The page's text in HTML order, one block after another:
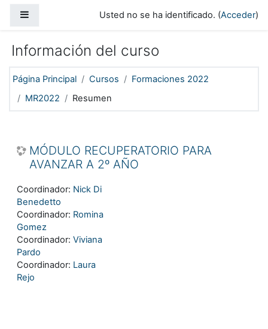
Usted no se ha identificado. (Acceder)
Información del curso
Página Principal Cursos
Formaciones 2022
MR2022
Resumen
MÓDULO RECUPERATORIO PARA
AVANZAR A 2º AÑO
Coordinador: Nick Di
Benedetto
Coordinador: Romina
Gomez
Coordinador: Viviana
Pardo
Coordinador: Laura
Rejo